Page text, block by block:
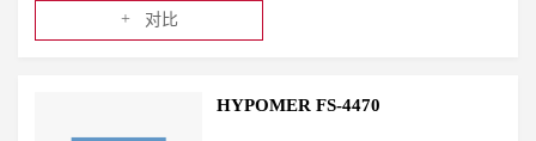
+ 对比
HYPOMER FS-4470